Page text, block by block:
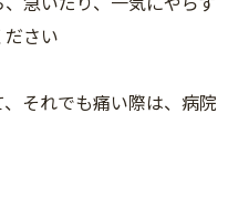
さい
それでも痛い際は、病院